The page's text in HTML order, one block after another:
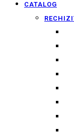
CATALOG